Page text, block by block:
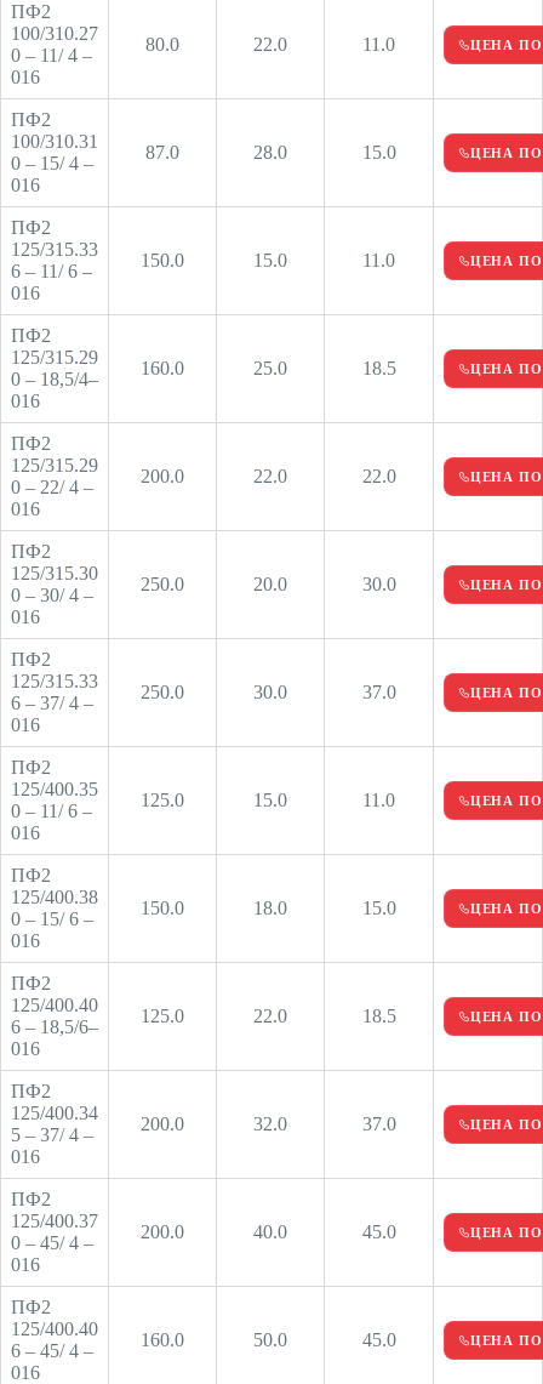
ПФ2
100/310.27
0 – 11/ 4 –
016
80.0 22.0 11.0 ЦЕНА
ПФ2
100/310.31
0 – 15/ 4 –
016
87.0 28.0 15.0 ЦЕНА
ПФ2
125/315.33
6 – 11/ 6 –
016
150.0 15.0 11.0 ЦЕНА
ПФ2
125/315.29
0 – 18,5/4–
016
160.0 25.0 18.5 ЦЕНА
ПФ2
125/315.29
0 – 22/ 4 –
016
200.0 22.0 22.0 ЦЕНА
ПФ2
125/315.30
0 – 30/ 4 –
016
250.0 20.0 30.0 ЦЕНА
ПФ2
125/315.33
6 – 37/ 4 –
016
250.0 30.0 37.0 ЦЕНА
ПФ2
125/400.35
0 – 11/ 6 –
016
125.0 15.0 11.0 ЦЕНА
ПФ2
125/400.38
0 – 15/ 6 –
016
150.0 18.0 15.0 ЦЕНА
ПФ2
125/400.40
6 – 18,5/6–
016
125.0 22.0 18.5 ЦЕНА
ПФ2
125/400.34
5 – 37/ 4 –
016
200.0 32.0 37.0 ЦЕНА
ПФ2
125/400.37
0 – 45/ 4 –
016
200.0 40.0 45.0 ЦЕНА
ПФ2
125/400.40
6 – 45/ 4 –
016
160.0 50.0 45.0 ЦЕНА